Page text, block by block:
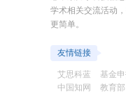
学术相关交流活动
更简单。
友情链接
艾思科蓝
基金
中国知网
教育部